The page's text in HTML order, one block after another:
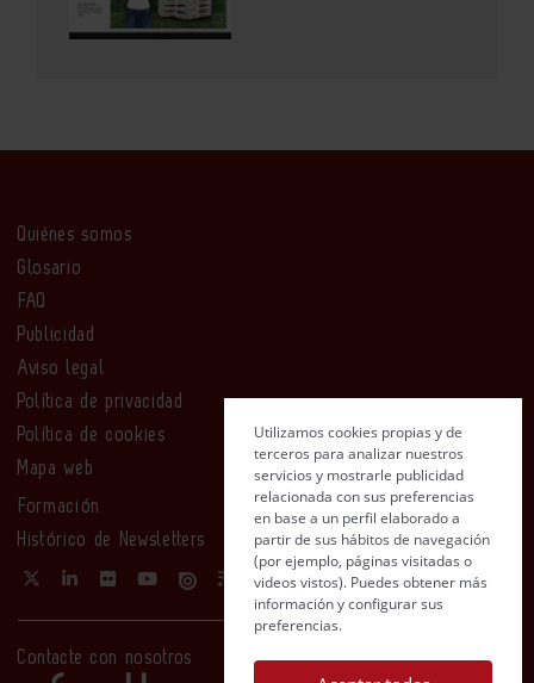
Quiénes somos
Glosario
FAQ
Publicidad
Aviso legal
Política de privacidad
Política de cookies
Mapa web
Formación
Histórico de Newsletters
Contacte con nosotros
Utilizamos cookies propias y de
terceros para analizar nuestros
servicios y mostrarle publicidad
relacionada con sus preferencias
en base a un perfil elaborado a
partir de sus hábitos de navegación
(por ejemplo, páginas visitadas o
videos vistos). Puedes obtener más
información y configurar sus
preferencias.